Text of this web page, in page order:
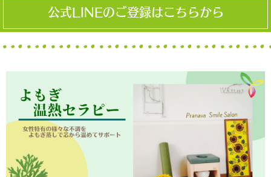
公式LINEのご登録はこちらから